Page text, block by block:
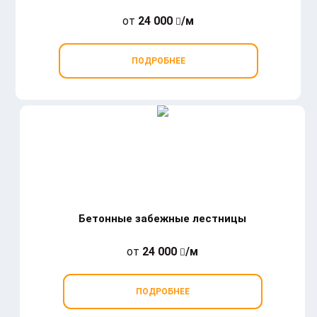
от 24 000 /м
ПОДРОБНЕЕ
Бетонные забежные лестницы
от 24 000 /м
ПОДРОБНЕЕ